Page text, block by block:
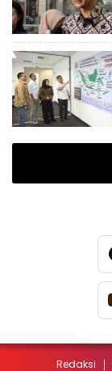
Redaksi